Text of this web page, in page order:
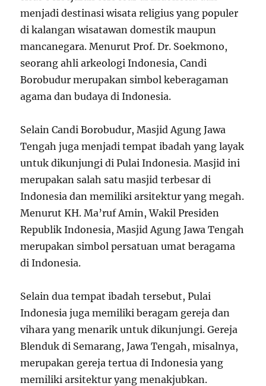
menjadi destinasi wisata religius yang populer
di kalangan wisatawan domestik maupun
mancanegara. Menurut Prof. Dr. Soekmono,
seorang ahli arkeologi Indonesia, Candi
Borobudur merupakan simbol keberagaman
agama dan budaya di Indonesia.
Selain Candi Borobudur, Masjid Agung Jawa
Tengah juga menjadi tempat ibadah yang layak
untuk dikunjungi di Pulai Indonesia. Masjid ini
merupakan salah satu masjid terbesar di
Indonesia dan memiliki arsitektur yang megah.
Menurut KH. Ma’ruf Amin, Wakil Presiden
Republik Indonesia, Masjid Agung Jawa Tengah
merupakan simbol persatuan umat beragama
di Indonesia.
Selain dua tempat ibadah tersebut, Pulai
Indonesia juga memiliki beragam gereja dan
vihara yang menarik untuk dikunjungi. Gereja
Blenduk di Semarang, Jawa Tengah, misalnya,
merupakan gereja tertua di Indonesia yang
memiliki arsitektur yang menakjubkan.